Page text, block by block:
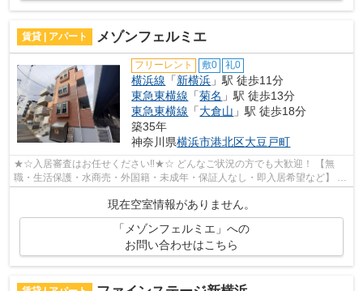
賃貸 | アパート メゾンフェルミエ
フリーレント 敷0 礼0
横浜線 「新横浜 」駅 徒歩11分
東急東横線 「菊名 」駅 徒歩13分
東急東横線 「大倉山 」駅 徒歩18分
築35年
神奈川県横浜市港北区大豆戸町
★☆入居審査はお任せください‼★☆ どんなご状況の方でも大歓迎！ 【無
職・生活保護・水商売・外国籍・未成年・保証人なし・即入居希望など】 ネ
ット非公開の物件からもお探し致します‼ ...
現在空室情報がありません。
「メゾンフェルミエ」への
お問い合わせはこちら